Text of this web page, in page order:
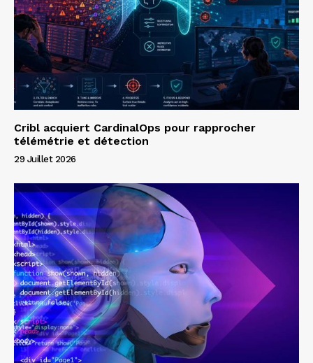
Cribl acquiert CardinalOps pour rapprocher
télémétrie et détection
29 Juillet 2026